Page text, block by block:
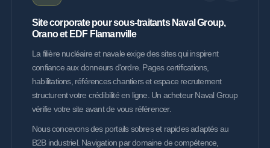
Site corporate pour sous-traitants Naval Group,
Orano et EDF Flamanville
La filière nucléaire et navale exige des sites qui inspirent
confiance aux donneurs d'ordre. Pages certifications,
habilitations, références chantiers et espace recrutement
structurent votre crédibilité en ligne. Un acheteur Naval Group
vérifie votre site avant de vous référencer.
Nous concevons des portails sobres et rapides adaptés au
B2B industriel. Navigation par domaine de compétence,